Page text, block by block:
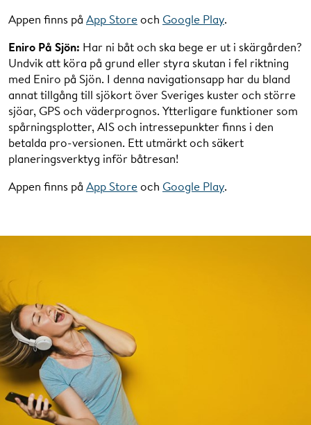
Appen finns på App Storeoch Google Play.
Eniro På Sjön: Har ni båt och ska bege er ut i skärgården?
Undvik att köra på grund eller styra skutan i fel riktning
med Eniro på Sjön. I denna navigationsapp har du bland
annat tillgång till sjökort över Sveriges kuster och större
sjöar, GPS och väderprognos. Ytterligare funktioner som
spårningsplotter, AIS och intressepunkter finns i den
betalda pro-versionen. Ett utmärkt och säkert
planeringsverktyg inför båtresan!
Appen finns på App Storeoch Google Play.